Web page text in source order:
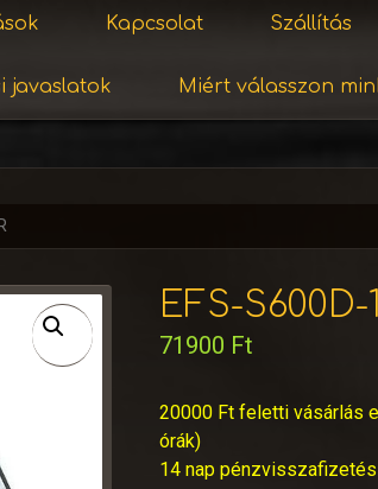
Kapcsolat Szállítás
javaslatok Miért válasszon
EFS-
71900 Ft
20000 Ft feletti vásárlás
órák)
14 nap